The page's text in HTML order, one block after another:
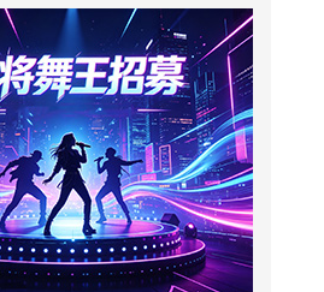
#周也在线接和丞磊演高干文男...
1,022
老钱班 # 侯绿萝# 脉动运...
475
当监考老师是我姐#笑花笑草上线in
g #搞笑是一种贡献 @张朝阳 @搞...
3,660